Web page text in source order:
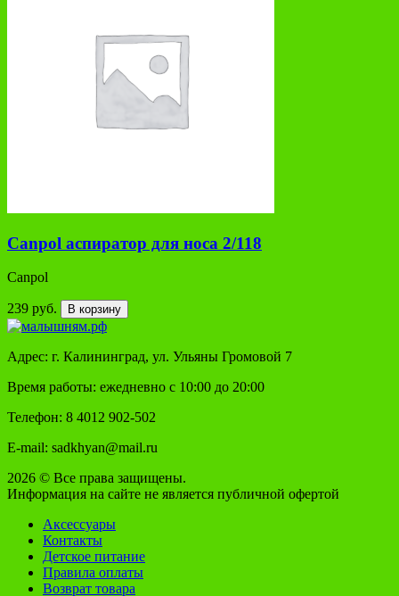
Canpol аспиратор для носа 2/118
Сanpol
239 руб. В корзину
Адрес: г. Калининград, ул. Ульяны Громовой 7
Время работы: ежедневно с 10:00 до 20:00
Телефон: 8 4012 902-502
E-mail: sadkhyan@mail.ru
2026 © Все права защищены.
Информация на сайте не является публичной офертой
Аксессуары
Контакты
Детское питание
Правила оплаты
Возврат товара